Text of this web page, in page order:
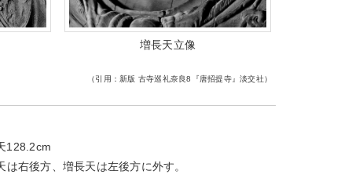
増長天立像
（引用：新版 古寺巡礼奈良8『唐招提寺』淡交社）
128.2cm
右後方、増長天は左後方に外す。